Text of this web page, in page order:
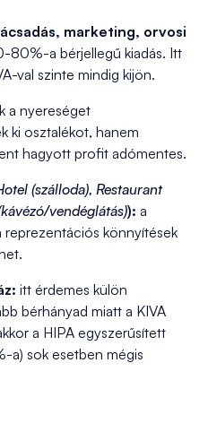
marketing, orvosi
80%-a bérjellegű kiadás. Itt
val szinte mindig kijön.
a nyereséget
ki osztalékot, hanem
hagyott profit adómentes.
(szálloda), Restaurant
vendéglátás)): a
reprezentációs könnyítések
itt érdemes külön
bérhányad miatt a KIVA
a HIPA egyszerűsített
a) sok esetben mégis